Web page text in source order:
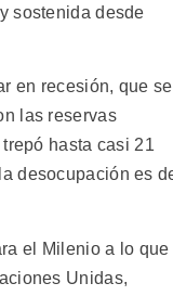
sostenida desde
en recesión, que se
las reservas
hasta casi 21
desocupación es
el Milenio a lo que
Unidas,